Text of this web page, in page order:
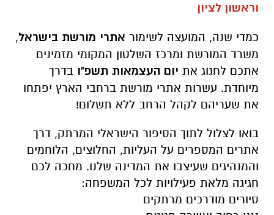
וראשון לציון
כמדי שנה, המועצה לשימור אתרי מורשת בישראל,
משרד המורשת ומרכז השלטון המקומי מזמינים
אתכם לחגוג את יום העצמאות תשפ"ו בדרך
מיוחדת. עשרות אתרי מורשת ברחבי הארץ יפתחו
את שעריהם לקהל הרחב ללא תשלום!
בואו לצלול לתוך הסיפור הישראלי המרתק, דרך
אתרים המספרים על העליות, החלוצים, הלוחמים
והמנהיגים שעיצבו את המדינה שלנו. מחכה לכם
חגיגה מלאת פעילויות לכל המשפחה:
סיורים מודרכים מרתקים